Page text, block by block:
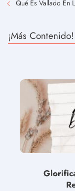
Qué Es Vallado En
¡Más Contenido!